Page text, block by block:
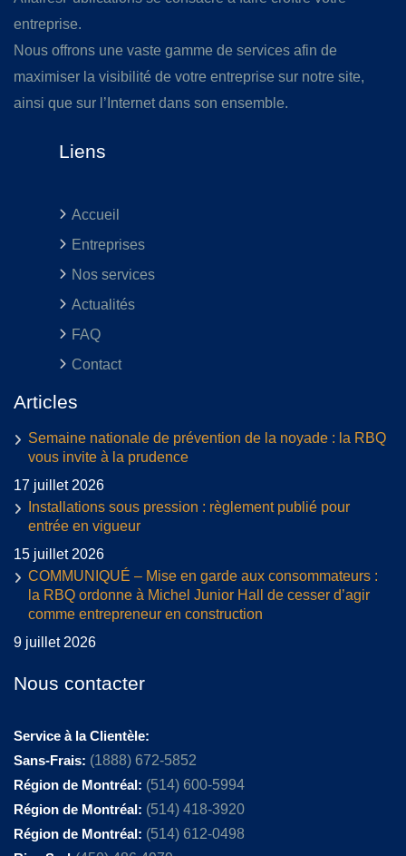
entreprise.
Nous offrons une vaste gamme de services afin de
maximiser la visibilité de votre entreprise sur notre site,
ainsi que sur l’Internet dans son ensemble.
Liens
Accueil
Entreprises
Nos services
Actualités
FAQ
Contact
Articles
Semaine nationale de prévention de la noyade : la RBQ
vous invite à la prudence
17 juillet 2026
Installations sous pression : règlement publié pour
entrée en vigueur
15 juillet 2026
COMMUNIQUÉ – Mise en garde aux consommateurs :
la RBQ ordonne à Michel Junior Hall de cesser d’agir
comme entrepreneur en construction
9 juillet 2026
Nous contacter
Service à la Clientèle:
Sans-Frais: (1888) 672-5852
Région de Montréal: (514) 600-5994
Région de Montréal: (514) 418-3920
Région de Montréal: (514) 612-0498